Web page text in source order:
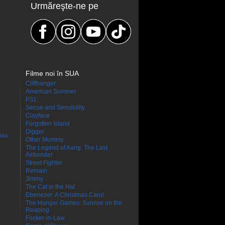
Urmăreşte-ne pe
Filme noi în SUA
Cliffhanger
American Summer
P31
Sense and Sensibility
Clayface
Forgotten Island
Digger
Other Mommy
The Legend of Aang: The Last
Airbender
Street Fighter
Remain
Jimmy
The Cat in the Hat
Ebenezer: A Christmas Carol
The Hunger Games: Sunrise on the
Reaping
Focker-in-Law